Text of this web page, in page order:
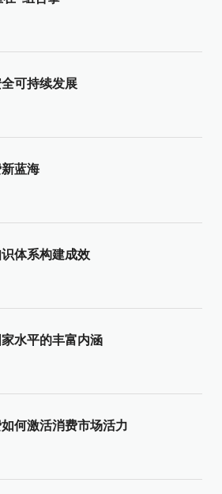
可持续发展
蓝海
体系构建成效
水平的丰富内涵
何激活消费市场活力